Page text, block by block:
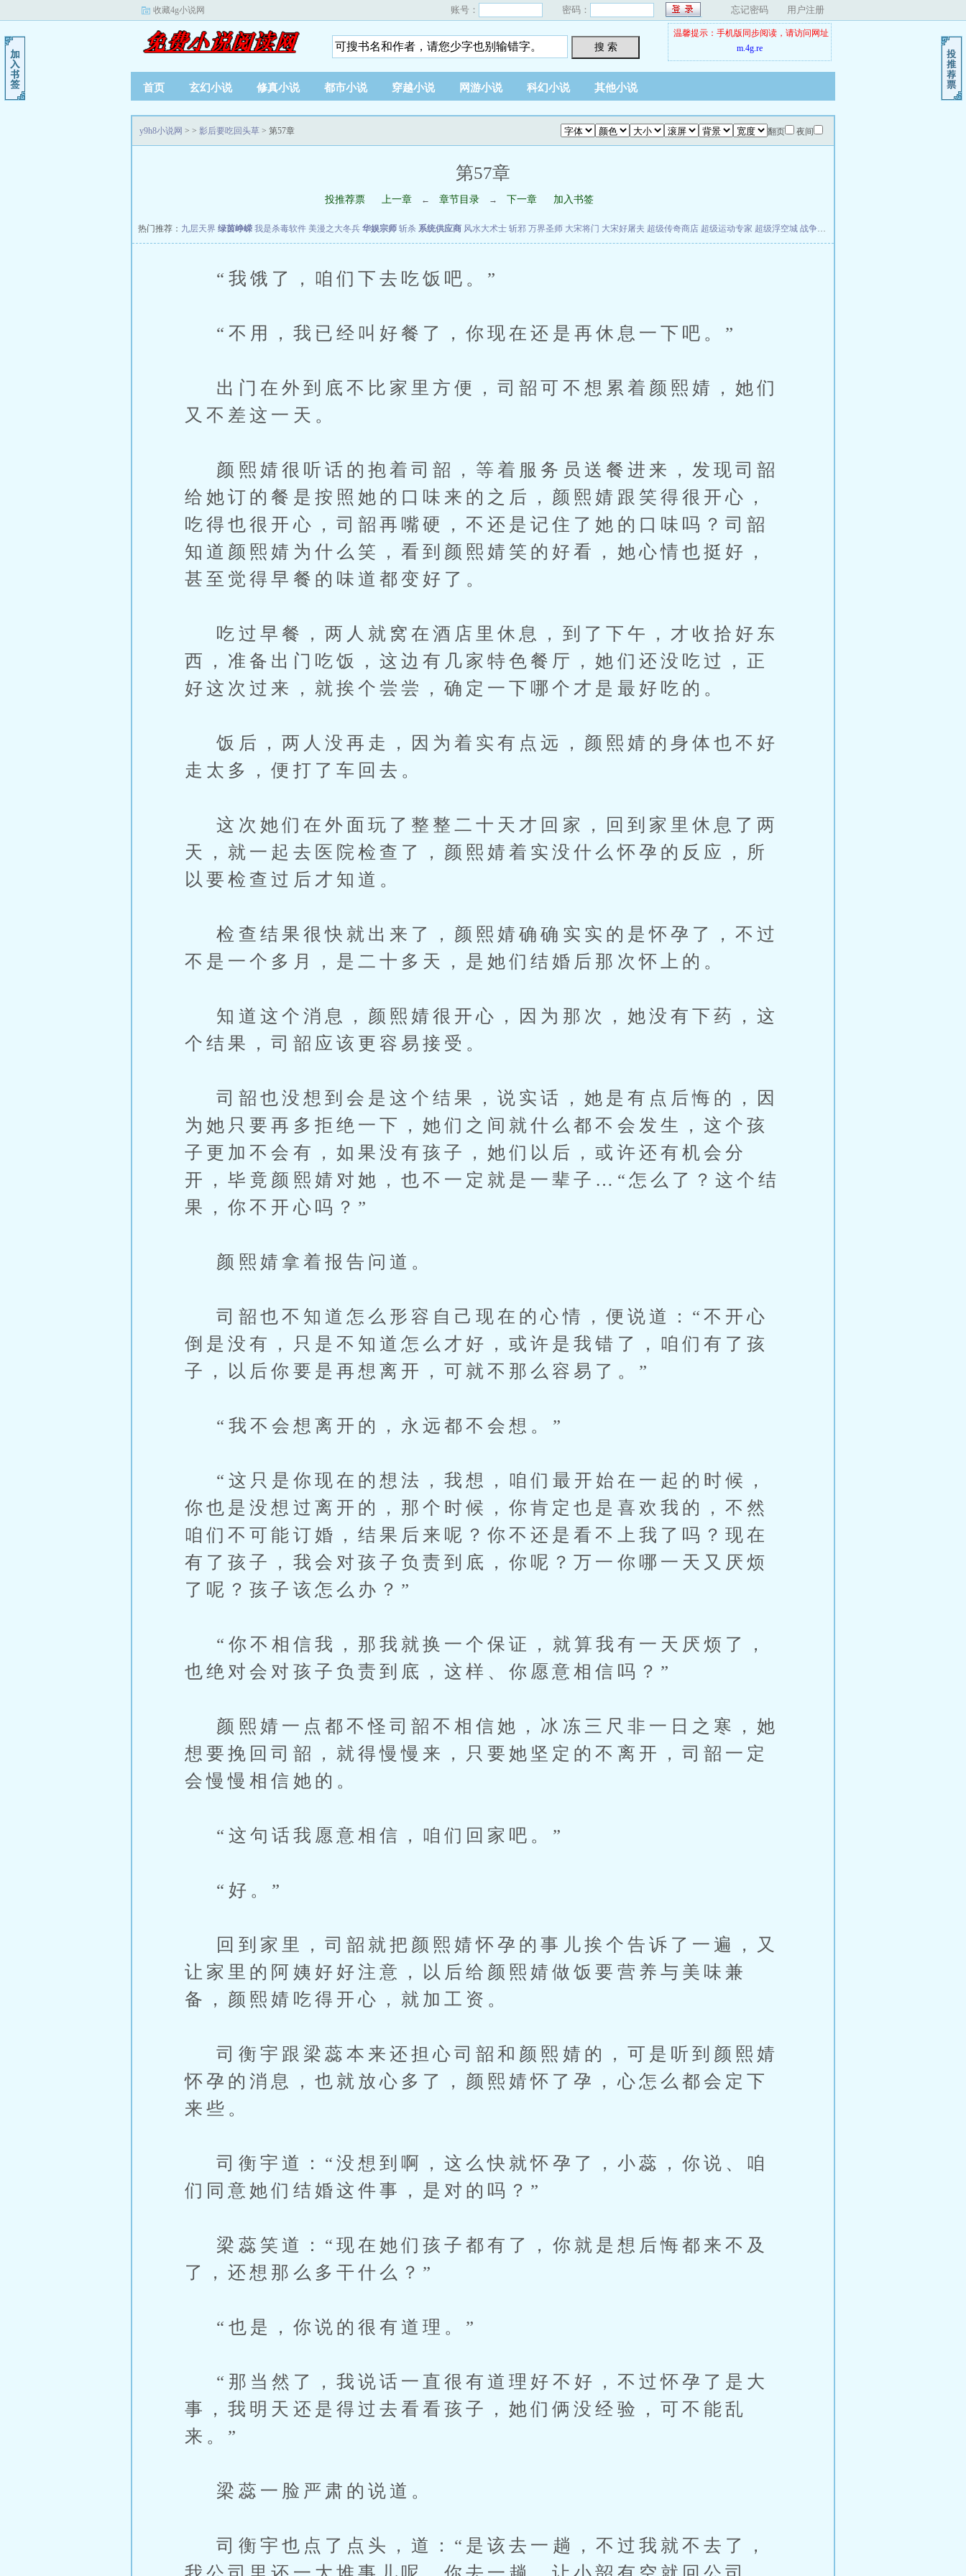
收藏4g小说网 账号： 密码： 忘记密码 用户注册
搜 索
温馨提示：手机版同步阅读，请访问网址
m.4g.re
首页 玄幻小说 修真小说 都市小说 穿越小说 网游小说 科幻小说 其他小说
翻页 夜间
y9h8小说网 > > 影后要吃回头草 > 第57章
第57章
投推荐票 上一章 ← 章节目录 → 下一章 加入书签
热门推荐： 九层天界 绿茵峥嵘 我是杀毒软件 美漫之大冬兵 华娱宗师 斩杀 系统供应商 风水大术士 斩邪 万界圣师 大宋将门 大宋好屠夫 超级传奇商店 超级运动专家 超级浮空城 战争天堂
“我饿了，咱们下去吃饭吧。”
“不用，我已经叫好餐了，你现在还是再休息一下吧。”
出门在外到底不比家里方便，司韶可不想累着颜熙婧，她们
又不差这一天。
颜熙婧很听话的抱着司韶，等着服务员送餐进来，发现司韶
给她订的餐是按照她的口味来的之后，颜熙婧跟笑得很开心，
吃得也很开心，司韶再嘴硬，不还是记住了她的口味吗？司韶
知道颜熙婧为什么笑，看到颜熙婧笑的好看，她心情也挺好，
甚至觉得早餐的味道都变好了。
吃过早餐，两人就窝在酒店里休息，到了下午，才收拾好东
西，准备出门吃饭，这边有几家特色餐厅，她们还没吃过，正
好这次过来，就挨个尝尝，确定一下哪个才是最好吃的。
饭后，两人没再走，因为着实有点远，颜熙婧的身体也不好
走太多，便打了车回去。
这次她们在外面玩了整整二十天才回家，回到家里休息了两
天，就一起去医院检查了，颜熙婧着实没什么怀孕的反应，所
以要检查过后才知道。
检查结果很快就出来了，颜熙婧确确实实的是怀孕了，不过
不是一个多月，是二十多天，是她们结婚后那次怀上的。
知道这个消息，颜熙婧很开心，因为那次，她没有下药，这
个结果，司韶应该更容易接受。
司韶也没想到会是这个结果，说实话，她是有点后悔的，因
为她只要再多拒绝一下，她们之间就什么都不会发生，这个孩
子更加不会有，如果没有孩子，她们以后，或许还有机会分
开，毕竟颜熙婧对她，也不一定就是一辈子…“怎么了？这个结
果，你不开心吗？”
颜熙婧拿着报告问道。
司韶也不知道怎么形容自己现在的心情，便说道：“不开心
倒是没有，只是不知道怎么才好，或许是我错了，咱们有了孩
子，以后你要是再想离开，可就不那么容易了。”
“我不会想离开的，永远都不会想。”
“这只是你现在的想法，我想，咱们最开始在一起的时候，
你也是没想过离开的，那个时候，你肯定也是喜欢我的，不然
咱们不可能订婚，结果后来呢？你不还是看不上我了吗？现在
有了孩子，我会对孩子负责到底，你呢？万一你哪一天又厌烦
了呢？孩子该怎么办？”
“你不相信我，那我就换一个保证，就算我有一天厌烦了，
也绝对会对孩子负责到底，这样、你愿意相信吗？”
颜熙婧一点都不怪司韶不相信她，冰冻三尺非一日之寒，她
想要挽回司韶，就得慢慢来，只要她坚定的不离开，司韶一定
会慢慢相信她的。
“这句话我愿意相信，咱们回家吧。”
“好。”
回到家里，司韶就把颜熙婧怀孕的事儿挨个告诉了一遍，又
让家里的阿姨好好注意，以后给颜熙婧做饭要营养与美味兼
备，颜熙婧吃得开心，就加工资。
司衡宇跟梁蕊本来还担心司韶和颜熙婧的，可是听到颜熙婧
怀孕的消息，也就放心多了，颜熙婧怀了孕，心怎么都会定下
来些。
司衡宇道：“没想到啊，这么快就怀孕了，小蕊，你说、咱
们同意她们结婚这件事，是对的吗？”
梁蕊笑道：“现在她们孩子都有了，你就是想后悔都来不及
了，还想那么多干什么？”
“也是，你说的很有道理。”
“那当然了，我说话一直很有道理好不好，不过怀孕了是大
事，我明天还是得过去看看孩子，她们俩没经验，可不能乱
来。”
梁蕊一脸严肃的说道。
司衡宇也点了点头，道：“是该去一趟，不过我就不去了，